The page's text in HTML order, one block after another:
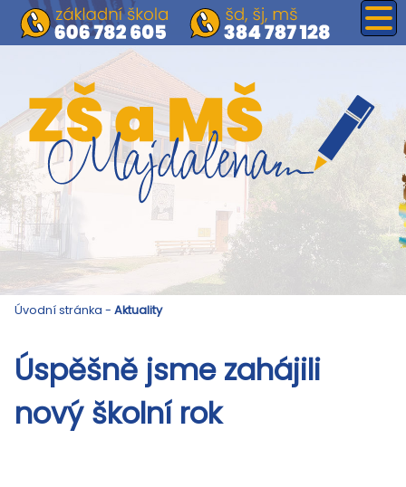
Úvodní stránka - Aktuality
Úspěšně jsme zahájili
nový školní rok